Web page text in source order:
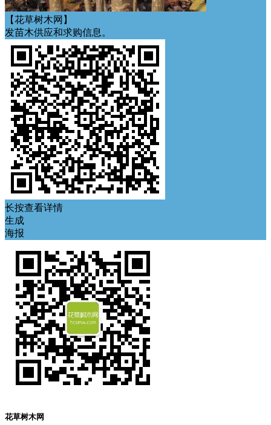
【花草树木网】
发苗木供应和求购信息。
长按查看详情
生成
海报
花草树木网